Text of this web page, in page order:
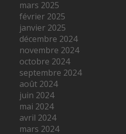
mars 2025
février 2025
janvier 2025
décembre 2024
novembre 2024
octobre 2024
septembre 2024
août 2024
juin 2024
mai 2024
avril 2024
mars 2024